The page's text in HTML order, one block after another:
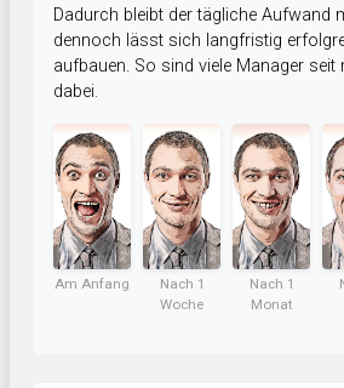
Dadurch bleibt der tägliche Aufwand
dennoch lässt sich langfristig
aufbauen. So sind viele Manager seit
dabei.
Am Anfang
Nach 1
Woche
Nach 1
Monat